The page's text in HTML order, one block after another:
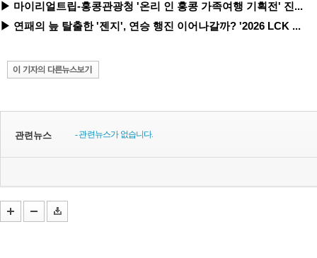
▶ 마이리얼트립-홍콩관광청 '온리 인 홍콩 가족여행 기획전' 진...
▶ 연패의 늪 탈출한 '젠지', 연승 행진 이어나갈까? '2026 LCK ...
관련뉴스 - 관련뉴스가 없습니다.